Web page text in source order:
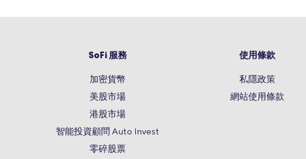
SoFi 服務
加密貨幣
美股市場
港股市場
智能投資顧問 Auto Invest
零碎股票
使用條款
私隱政策
網站使用條款